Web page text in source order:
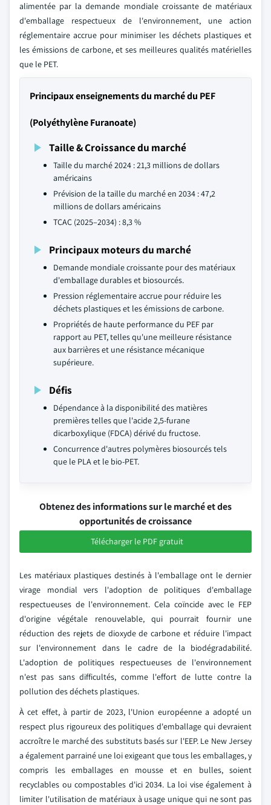
alimentée par la demande mondiale croissante de matériaux
d'emballage respectueux de l'environnement, une action
réglementaire accrue pour minimiser les déchets plastiques et
les émissions de carbone, et ses meilleures qualités matérielles
que le PET.
Principaux enseignements du marché du PEF
(Polyéthylène Furanoate)
Taille & Croissance du marché
Taille du marché 2024 : 21,3 millions de dollars
américains
Prévision de la taille du marché en 2034 : 47,2
millions de dollars américains
TCAC (2025–2034) : 8,3 %
Principaux moteurs du marché
Demande mondiale croissante pour des matériaux
d'emballage durables et biosourcés.
Pression réglementaire accrue pour réduire les
déchets plastiques et les émissions de carbone.
Propriétés de haute performance du PEF par
rapport au PET, telles qu'une meilleure résistance
aux barrières et une résistance mécanique
supérieure.
Défis
Dépendance à la disponibilité des matières
premières telles que l'acide 2,5-furane
dicarboxylique (FDCA) dérivé du fructose.
Concurrence d'autres polymères biosourcés tels
que le PLA et le bio-PET.
Obtenez des informations sur le marché et des
opportunités de croissance
Télécharger le PDF gratuit
Les matériaux plastiques destinés à l'emballage ont le dernier
virage mondial vers l'adoption de politiques d'emballage
respectueuses de l'environnement. Cela coïncide avec le FEP
d'origine végétale renouvelable, qui pourrait fournir une
réduction des rejets de dioxyde de carbone et réduire l'impact
sur l'environnement dans le cadre de la biodégradabilité.
L'adoption de politiques respectueuses de l'environnement
n'est pas sans difficultés, comme l'effort de lutte contre la
pollution des déchets plastiques.
À cet effet, à partir de 2023, l'Union européenne a adopté un
respect plus rigoureux des politiques d'emballage qui devraient
accroître le marché des substituts basés sur l'EEP. Le New Jersey
a également parrainé une loi exigeant que tous les emballages, y
compris les emballages en mousse et en bulles, soient
recyclables ou compostables d'ici 2034. La loi vise également à
limiter l'utilisation de matériaux à usage unique qui ne sont pas